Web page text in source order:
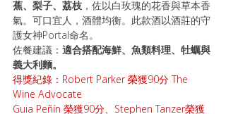
蕉、梨子、荔枝 ，佐以白玫瑰的花香與草本香
氣。可口宜人，酒體均衡。此款酒以酒莊的守
護女神Portal命名。
佐餐建議： 適合搭配海鮮、魚類料理、牡蠣與
義大利麵。
得獎紀錄：Robert Parker 榮獲90分 The
Wine Advocate
Guia Peñín 榮獲90分、Stephen Tanzer榮獲